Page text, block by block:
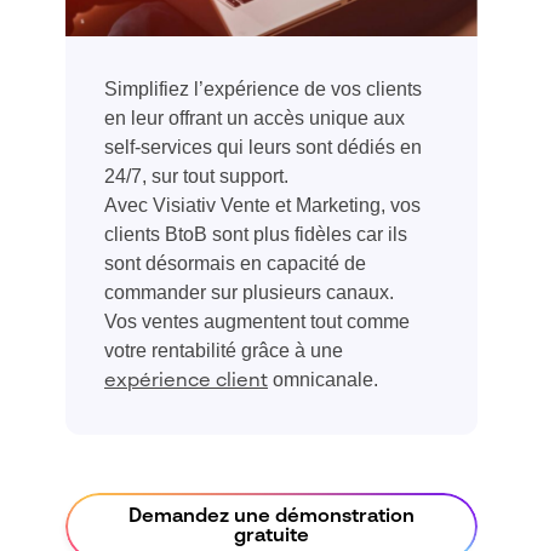
Simplifiez l’expérience de vos clients
en leur offrant un accès unique aux
self-services qui leurs sont dédiés en
24/7, sur tout support.
Avec Visiativ Vente et Marketing, vos
clients BtoB sont plus fidèles car ils
sont désormais en capacité de
commander sur plusieurs canaux.
Vos ventes augmentent tout comme
votre rentabilité grâce à une
expérience client omnicanale.
Demandez une démonstration
gratuite